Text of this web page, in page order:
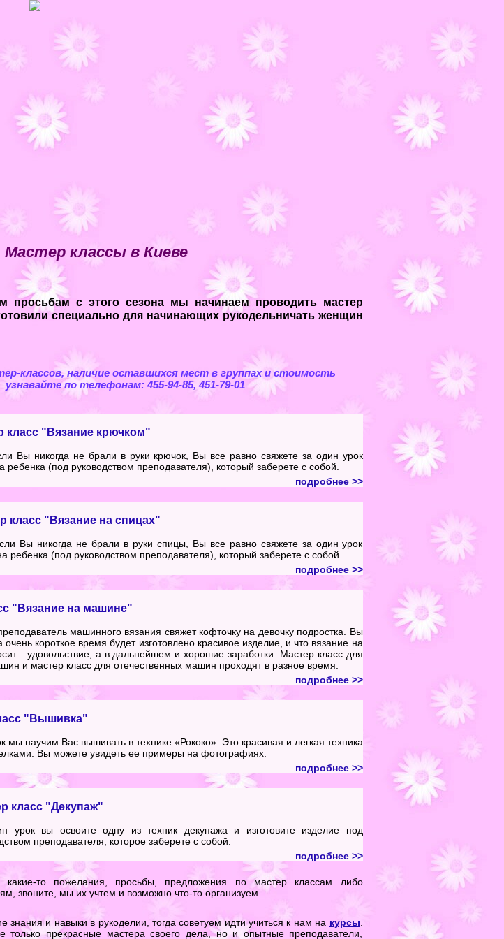
Мастер классы в Киеве
просьбам с этого сезона мы начинаем проводить мастер
специально для начинающих рукодельничать женщин
классов, наличие оставшихся мест в группах и стоимость
узнавайте по телефонам: 455-94-85, 451-79-01
класс "Вязание крючком"
Вы никогда не брали в руки крючок, Вы все равно свяжете за один урок
ребенка (под руководством преподавателя), который заберете с собой.
подробнее >>
класс "Вязание на спицах"
Вы никогда не брали в руки спицы, Вы все равно свяжете за один урок
ребенка (под руководством преподавателя), который заберете с собой.
подробнее >>
"Вязание на машине"
машинного вязания свяжет кофточку на девочку подростка. Вы
очень короткое время будет изготовлено красивое изделие, и что вязание на
удовольствие, а в дальнейшем и хорошие заработки. Мастер класс для
и мастер класс для отечественных машин проходят в разное время.
подробнее >>
"Вышивка"
мы научим Вас вышивать в технике «Рококо». Это красивая и легкая техника
Вы можете увидеть ее примеры на фотографиях.
подробнее >>
класс "Декупаж"
урок вы освоите одну из техник декупажа и изготовите изделие под
преподавателя, которое заберете с собой.
подробнее >>
какие-то пожелания, просьбы, предложения по мастер классам либо
звоните, мы их учтем и возможно что-то организуем.
знания и навыки в рукоделии, тогда советуем идти учиться к нам на курсы.
только прекрасные мастера своего дела, но и опытные преподаватели,